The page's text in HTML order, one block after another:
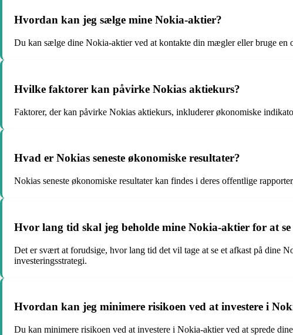
Hvordan kan jeg sælge mine Nokia-aktier?
Du kan sælge dine Nokia-aktier ved at kontakte din mægler eller bruge en
Hvilke faktorer kan påvirke Nokias aktiekurs?
Faktorer, der kan påvirke Nokias aktiekurs, inkluderer økonomiske
Hvad er Nokias seneste økonomiske resultater?
Nokias seneste økonomiske resultater kan findes i deres offentlige
Hvor lang tid skal jeg beholde mine Nokia-aktier for at se
Det er svært at forudsige, hvor lang tid det vil tage at se et afkast på dine
investeringsstrategi.
Hvordan kan jeg minimere risikoen ved at investere i
Du kan minimere risikoen ved at investere i Nokia-aktier ved at sprede